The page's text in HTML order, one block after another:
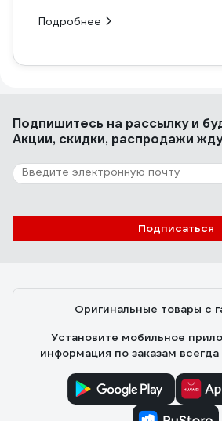
Подробнее
Подпишитесь на рассылкуи
Акции, скидки, распродажи
Подписаться
Оригинальные товары с
Установите мобильное
информация по заказам